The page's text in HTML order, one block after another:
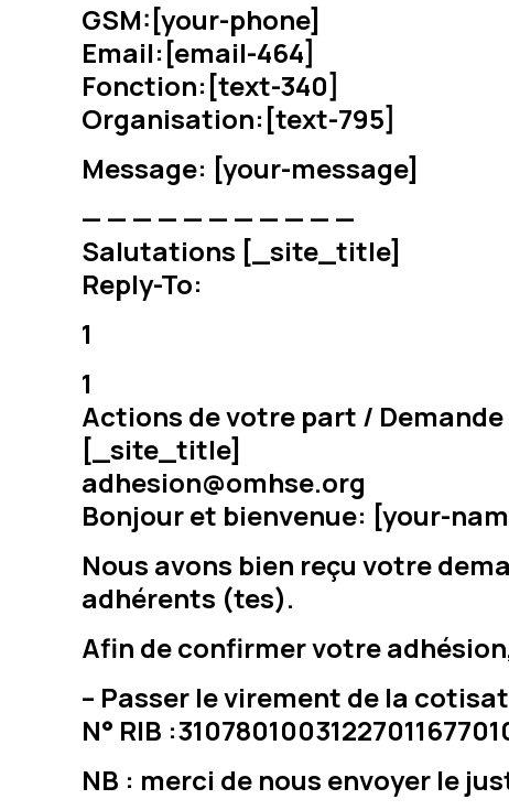
GSM:[your-phone]
Email:[email-464]
Fonction:[text-340]
Organisation:[text-795]
Message: [your-message]
— — — — — — — — — — —
Salutations [_site_title]
Reply-To:
1
1
Actions de votre part / Demande
[_site_title]
adhesion@omhse.org
Bonjour et bienvenue: [your-
Nous avons bien reçu votre
adhérents (tes).
Afin de confirmer votre
– Passer le virement de la
N° RIB
NB : merci de nous envoyer le